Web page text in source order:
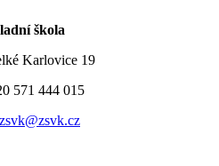
škola
Karlovice 19
571 444 015
zsvk@zsvk.cz